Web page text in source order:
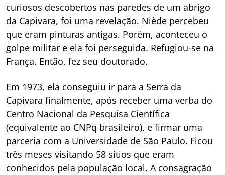
curiosos descobertos nas paredes de um abrigo
da Capivara, foi uma revelação. Niède percebeu
que eram pinturas antigas. Porém, aconteceu o
golpe militar e ela foi perseguida. Refugiou-se na
França. Então, fez seu doutorado.
Em 1973, ela conseguiu ir para a Serra da
Capivara finalmente, após receber uma verba do
Centro Nacional da Pesquisa Científica
(equivalente ao CNPq brasileiro), e firmar uma
parceria com a Universidade de São Paulo. Ficou
três meses visitando 58 sítios que eram
conhecidos pela população local. A consagração